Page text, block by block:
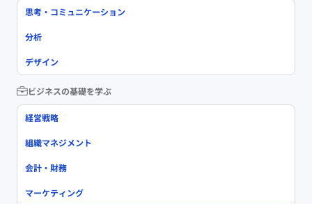
思考・コミュニケーション
分析
デザイン
ビジネスの基礎を学ぶ
経営戦略
組織マネジメント
会計・財務
マーケティング